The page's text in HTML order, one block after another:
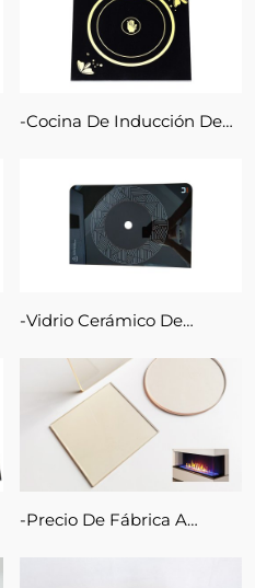
De Inducción, Vidrio
Cerámico
Cocina De Inducción De
Vitrocerámica, Placa De
Inducción De 6mm, Precio
De Vidrio Cerámico
Vidrio Cerámico De
Impresión De Placa De
Vidrio Para Estufa De
Velocidad De Fuego Para
Cocina
Precio De Fábrica A